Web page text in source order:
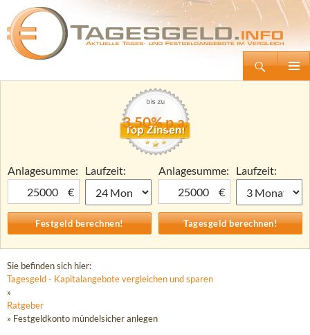
Tagesgeld.info – Tagesgeldkonten vergleichen und Tagesgeld-Zinsen berechnen
Zum
3,50% p.a.
Anlagesumme:
€
Laufzeit:
Anlagesumme:
€
Laufzeit:
Sie befinden sich hier:
Tagesgeld - Kapitalangebote vergleichen und sparen
»
Ratgeber
» Festgeldkonto mündelsicher anlegen